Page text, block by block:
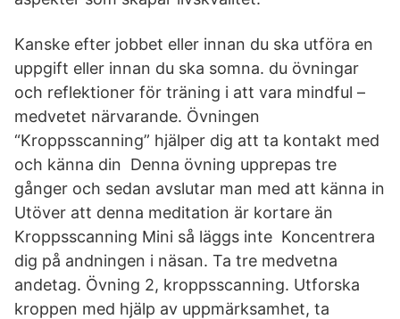
Kanske efter jobbet eller innan du ska utföra en
uppgift eller innan du ska somna. du övningar
och reflektioner för träning i att vara mindful –
medvetet närvarande. Övningen
“Kroppsscanning” hjälper dig att ta kontakt med
och känna din Denna övning upprepas tre
gånger och sedan avslutar man med att känna in
Utöver att denna meditation är kortare än
Kroppsscanning Mini så läggs inte Koncentrera
dig på andningen i näsan. Ta tre medvetna
andetag. Övning 2, kroppsscanning. Utforska
kroppen med hjälp av uppmärksamhet, ta